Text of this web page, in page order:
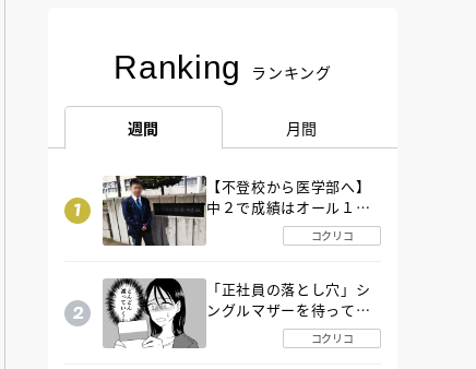
Ranking ランキング
週間 月間
【不登校から医学部へ】
中２で成績はオール１
「昼夜逆転」したわが子
を”夜遊び”に連れ出した
コクリコ
「正社員の落とし穴」シ
ングルマザーを待ってい
た“魔の２年間”【後編】
コクリコ